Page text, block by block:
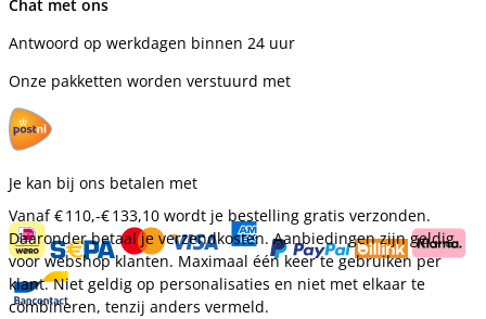
Chat met ons
Antwoord op werkdagen binnen 24 uur
Onze pakketten worden verstuurd met
Je kan bij ons betalen met
Vanaf€ 110,-€ 133,10 wordt je bestelling gratis verzonden.
Daaronder betaal je verzendkosten. Aanbiedingen zijn geldig
voor webshop klanten. Maximaal één keer te gebruiken per
klant. Niet geldig op personalisaties en niet met elkaar te
combineren, tenzij anders vermeld.